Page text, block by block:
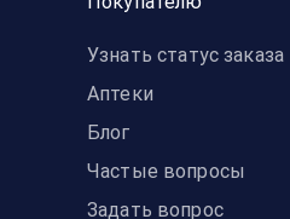
Узнать статус заказа
Аптеки
Блог
Частые вопросы
Задать вопрос